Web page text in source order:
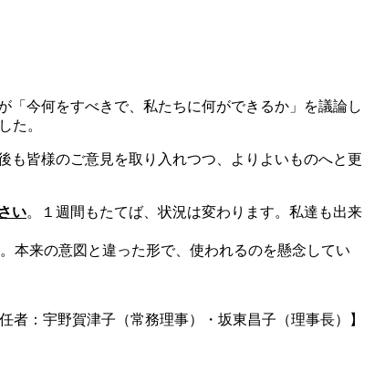
今何をすべきで、私たちに何ができるか」を議論し
た。
も皆様のご意見を取り入れつつ、よりよいものへと更
い。１週間もたてば、状況は変わります。私達も出来
。本来の意図と違った形で、使われるのを懸念してい
者：宇野賀津子（常務理事）・坂東昌子（理事長）】